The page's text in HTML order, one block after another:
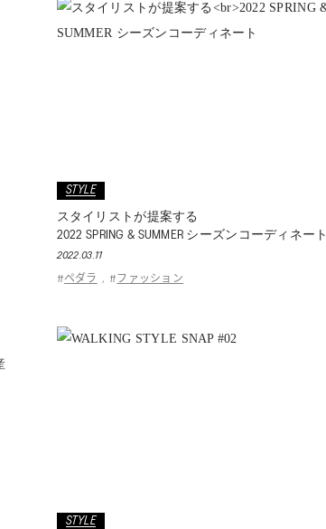
STYLE
スタイリストが提案する
2022 SPRING & SUMMER シーズンコーディネート
2022.03.11
# ペダラ , # ファッション
STYLE